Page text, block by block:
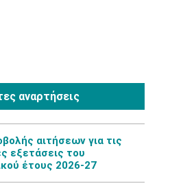
αναρτήσεις
αιτήσεων για τις
εξετάσεις του
έτους 2026-27